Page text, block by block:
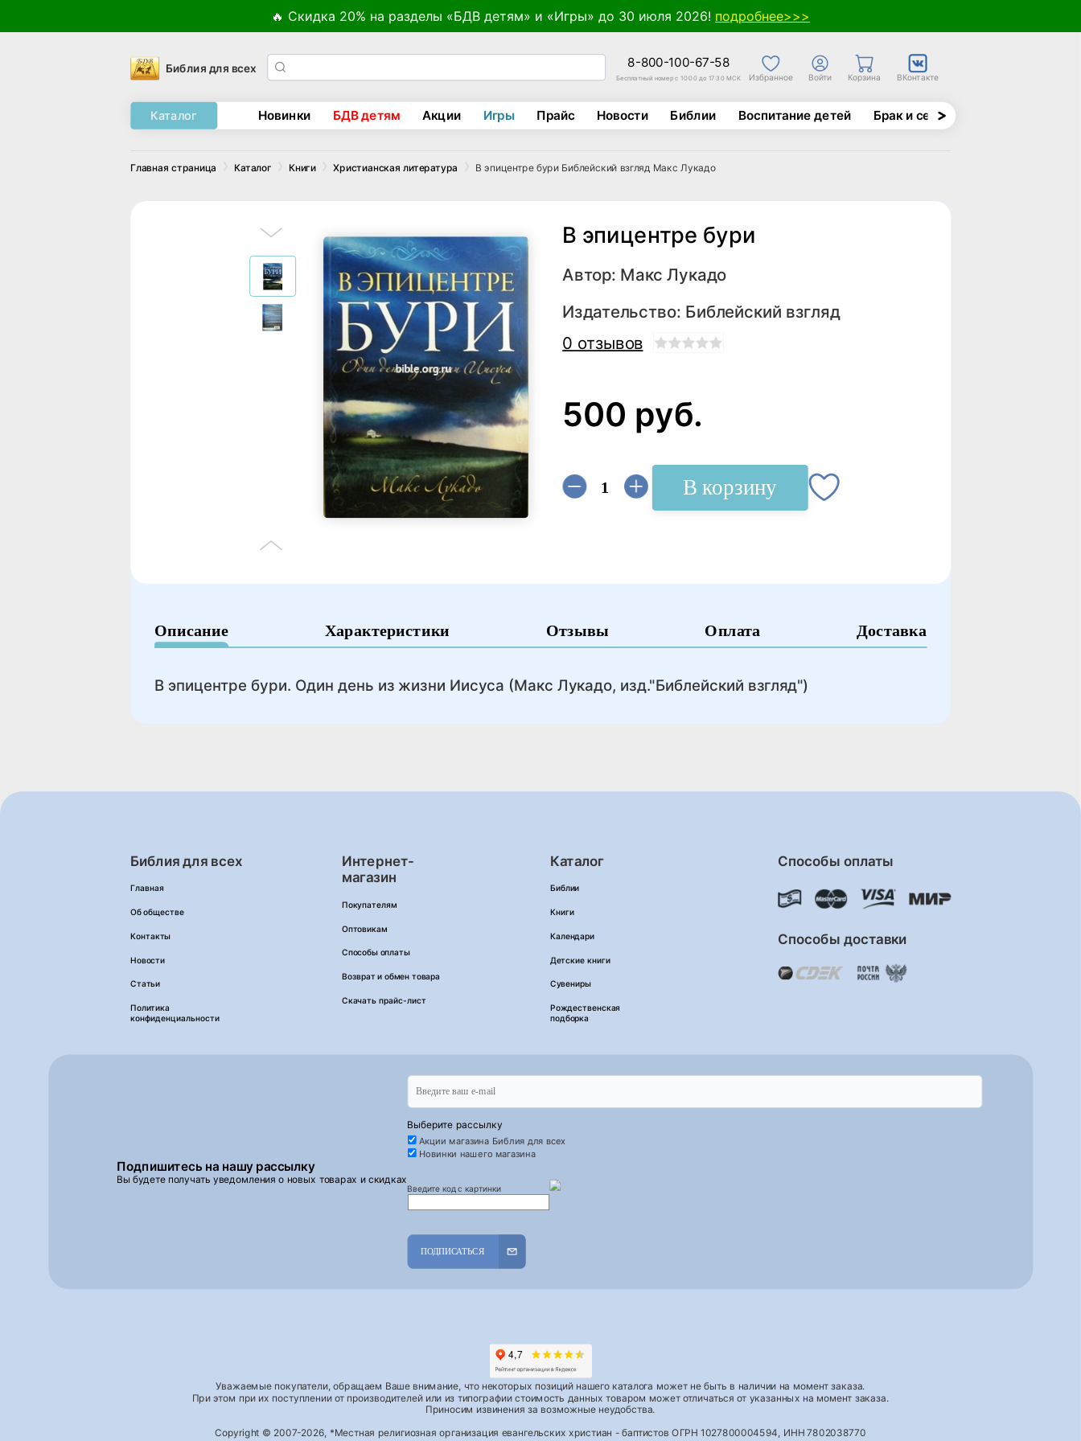
🔥 Скидка 20% на разделы «БДВ детям» и «Игры» до 30 июля 2026! подробнее>>>
Библия для всех 8-800-100-67-58
Бесплатный номер с 10:00 до 17:30 МСК Избранное Войти Корзина ВКонтакте
Каталог Новинки БДВ детям Акции Игры Прайс Новости Библии Воспитание детей Брак и семья
Главная страница Каталог Книги Христианская литература В эпицентре бури Библейский взгляд Макс Лукадо
В эпицентре бури
Автор: Макс Лукадо
Издательство: Библейский взгляд
0 отзывов
500 руб.
В корзину
Описание Характеристики Отзывы Оплата Доставка
В эпицентре бури. Один день из жизни Иисуса (Макс Лукадо, изд."Библейский взгляд")
Библия для всех
Главная
Об обществе
Контакты
Новости
Статьи
Политика
конфиденциальности
Интернет-
магазин
Покупателям
Оптовикам
Способы оплаты
Возврат и обмен товара
Скачать прайс-лист
Каталог
Библии
Книги
Календари
Детские книги
Сувениры
Рождественская
подборка
Способы оплаты
Способы доставки
Подпишитесь на нашу рассылку
Вы будете получать уведомления о новых товарах и скидках
Выберите рассылку
Акции магазина Библия для всех
Новинки нашего магазина
Введите код с картинки
ПОДПИСАТЬСЯ
Уважаемые покупатели, обращаем Ваше внимание, что некоторых позиций нашего каталога может не быть в наличии на момент заказа.
При этом при их поступлении от производителей или из типографии стоимость данных товаром может отличаться от указанных на момент заказа.
Приносим извинения за возможные неудобства.
Copyright © 2007-2026, *Местная религиозная организация евангельских христиан - баптистов ОГРН 1027800004594, ИНН 7802038770